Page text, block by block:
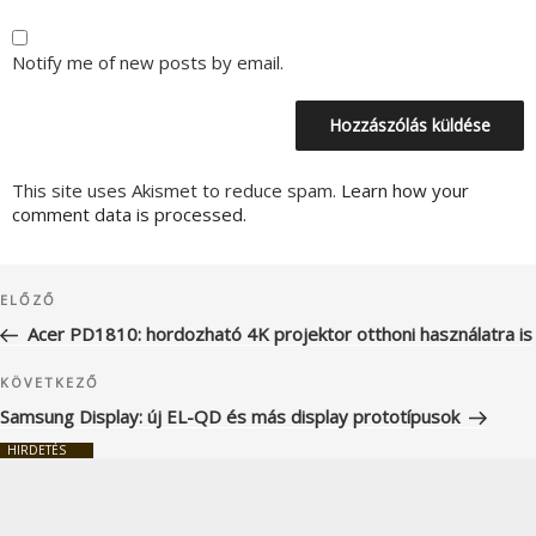
Notify me of new posts by email.
This site uses Akismet to reduce spam. Learn how your
comment data is processed.
navigáció
Korábbi
bejegyzés
ELŐZŐ
Acer PD1810: hordozható 4K projektor otthoni használatra is
Következő
bejegyzés
KÖVETKEZŐ
Samsung Display: új EL-QD és más display prototípusok
HIRDETÉS